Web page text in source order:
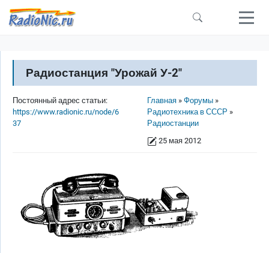
Перейти к основному содержанию
Радиостанция "Урожай У-2"
Строка навигации
Главная
Форумы
Радиотехника в СССР
Радиостанции
25 мая 2012
Постоянный адрес статьи:
https://www.radionic.ru/node/6
37